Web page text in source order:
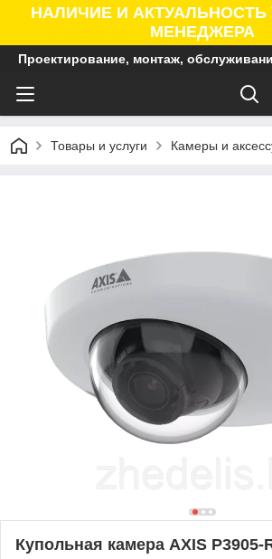
НАЛИЧИЕ И АКТУАЛЬНОСТЬ
МЕНЕДЖЕРА
Проектирование, монтаж,
Товары и услуги Камеры и
Купольная камера AXIS P3905-